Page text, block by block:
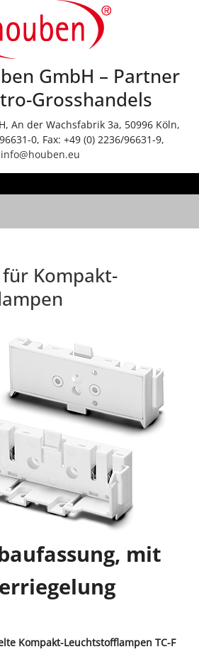
GmbH – Partner
Grosshandels
An der Wachsfabrik 3a, 50996 Köln,
0, Fax: +49 (0) 2236/96631-9,
info@houben.eu
für Kompakt-
mit
Kompakt-Leuchtstofflampen TC-F